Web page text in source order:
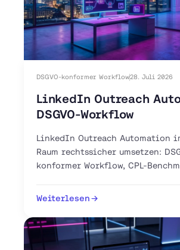
DSGVO-konformer Workflow28. Juli 2026
LinkedIn Outreach
DSGVO-Workflow
LinkedIn Outreach Automation
Raum rechtssicher umsetzen:
konformer Workflow, CPL-
aufsetzen.
Weiterlesen